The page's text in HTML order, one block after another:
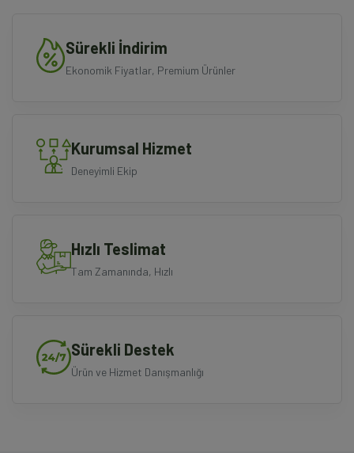
Sürekli İndirim
Ekonomik Fiyatlar, Premium Ürünler
Kurumsal Hizmet
Deneyimli Ekip
Hızlı Teslimat
Tam Zamanında, Hızlı
Sürekli Destek
Ürün ve Hizmet Danışmanlığı